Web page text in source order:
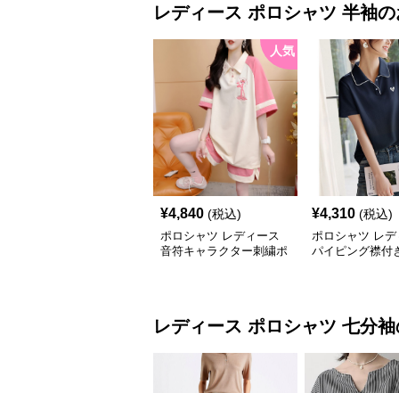
レディース ポロシャツ 半袖の
人気
¥4,840 (税込)
ポロシャツ レディース
音符キャラクター刺繍ポ
¥4,310 (税込)
ポロシャツ レデ
パイピング襟付
レディース ポロシャツ 七分袖